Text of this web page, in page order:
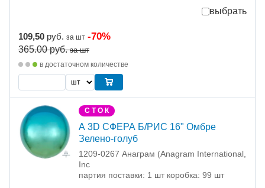
выбрать
109,50 руб. за шт -70%
365.00руб. за шт
в достаточном количестве
С Т О К
А 3D СФЕРА Б/РИС 16" Омбре
Зелено-голуб
1209-0267 Анаграм (Anagram International,
Inc
партия поставки: 1 шт коробка: 99 шт